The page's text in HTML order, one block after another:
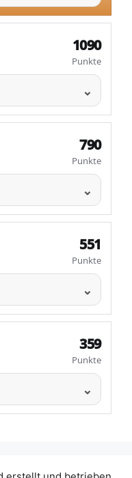
1090
Punkte
790
Punkte
551
Punkte
359
Punkte